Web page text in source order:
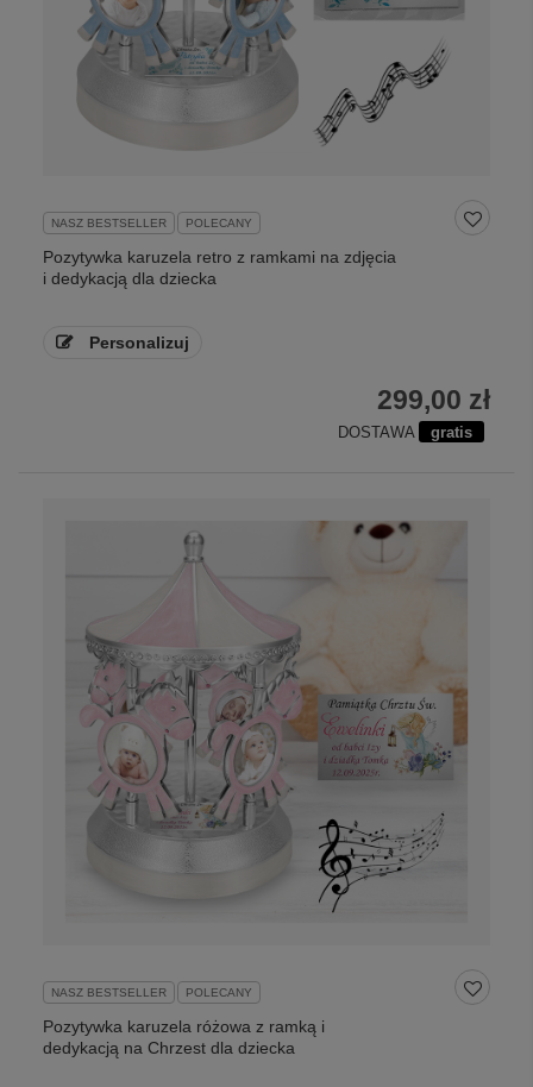
NASZ BESTSELLER POLECANY
Pozytywka karuzela retro z ramkami na zdjęcia
i dedykacją dla dziecka
Personalizuj
299,00 zł
DOSTAWA gratis
NASZ BESTSELLER POLECANY
Pozytywka karuzela różowa z ramką i
dedykacją na Chrzest dla dziecka